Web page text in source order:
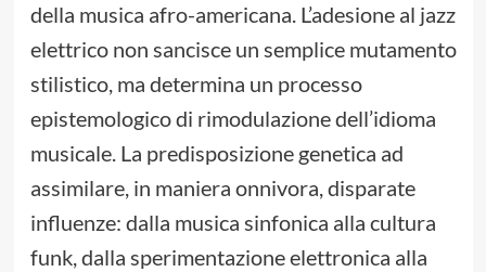
della musica afro-americana. L’adesione al jazz
elettrico non sancisce un semplice mutamento
stilistico, ma determina un processo
epistemologico di rimodulazione dell’idioma
musicale. La predisposizione genetica ad
assimilare, in maniera onnivora, disparate
influenze: dalla musica sinfonica alla cultura
funk, dalla sperimentazione elettronica alla